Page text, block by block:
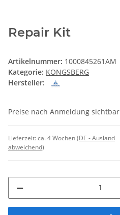
Repair Kit
Artikelnummer: 1000845261AM
Kategorie: KONGSBERG
Hersteller:
Preise nach Anmeldung sichtbar
Lieferzeit:ca. 4 Wochen(DE - Ausland
abweichend)